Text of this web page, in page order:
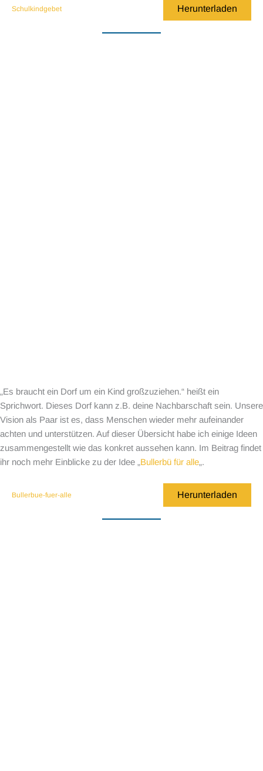
Schulkindgebet Herunterladen
„Es braucht ein Dorf um ein Kind großzuziehen.“ heißt ein
Sprichwort. Dieses Dorf kann z.B. deine Nachbarschaft sein. Unsere
Vision als Paar ist es, dass Menschen wieder mehr aufeinander
achten und unterstützen. Auf dieser Übersicht habe ich einige Ideen
zusammengestellt wie das konkret aussehen kann. Im Beitrag findet
ihr noch mehr Einblicke zu der Idee „Bullerbü für alle„.
Bullerbue-fuer-alle Herunterladen